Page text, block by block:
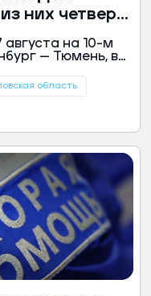
них четверо
августа на 10-м
— Тюмень, в
участники
область